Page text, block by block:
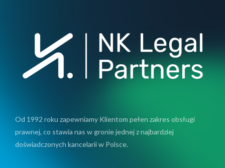
Od 1992 roku zapewniamy Klientom pełen zakres obsługi
prawnej, co stawia nas w gronie jednej z najbardziej
doświadczonych kancelarii w Polsce.